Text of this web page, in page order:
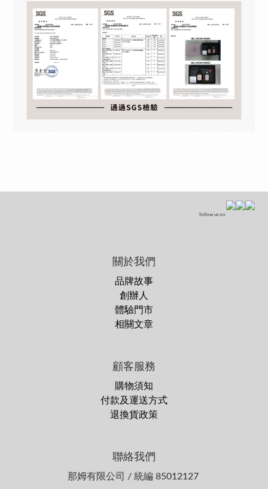
follow us on
關於我們
品牌故事
創辦人
體驗門市
相關文章
顧客服務
購物須知
付款及運送方式
退換貨政策
聯絡我們
那姆有限公司 / 統編 85012127